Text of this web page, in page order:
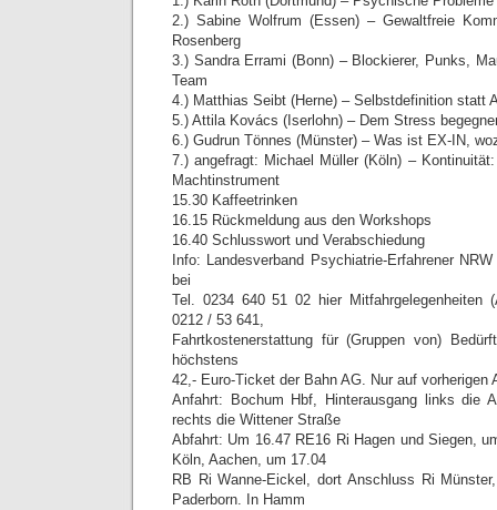
2.) Sabine Wolfrum (Essen) – Gewaltfreie
Rosenberg
3.) Sandra Errami (Bonn) – Blockierer, Punks,
Team
4.) Matthias Seibt (Herne) – Selbstdefinition statt
5.) Attila Kovács (Iserlohn) – Dem Stress
6.) Gudrun Tönnes (Münster) – Was ist EX-IN,
7.) angefragt: Michael Müller (Köln) –
Machtinstrument
15.30 Kaffeetrinken
16.15 Rückmeldung aus den Workshops
16.40 Schlusswort und Verabschiedung
Info: Landesverband Psychiatrie-Erfahrener
bei
Tel. 0234 640 51 02 hier Mitfahrgelegenheiten
0212 / 53 641,
Fahrtkostenerstattung für (Gruppen von)
höchstens
42,- Euro-Ticket der Bahn AG. Nur auf vorherigen
Anfahrt: Bochum Hbf, Hinterausgang links die
rechts die Wittener Straße
Abfahrt: Um 16.47 RE16 Ri Hagen und Siegen,
Köln, Aachen, um 17.04
RB Ri Wanne-Eickel, dort Anschluss Ri
Paderborn. In Hamm